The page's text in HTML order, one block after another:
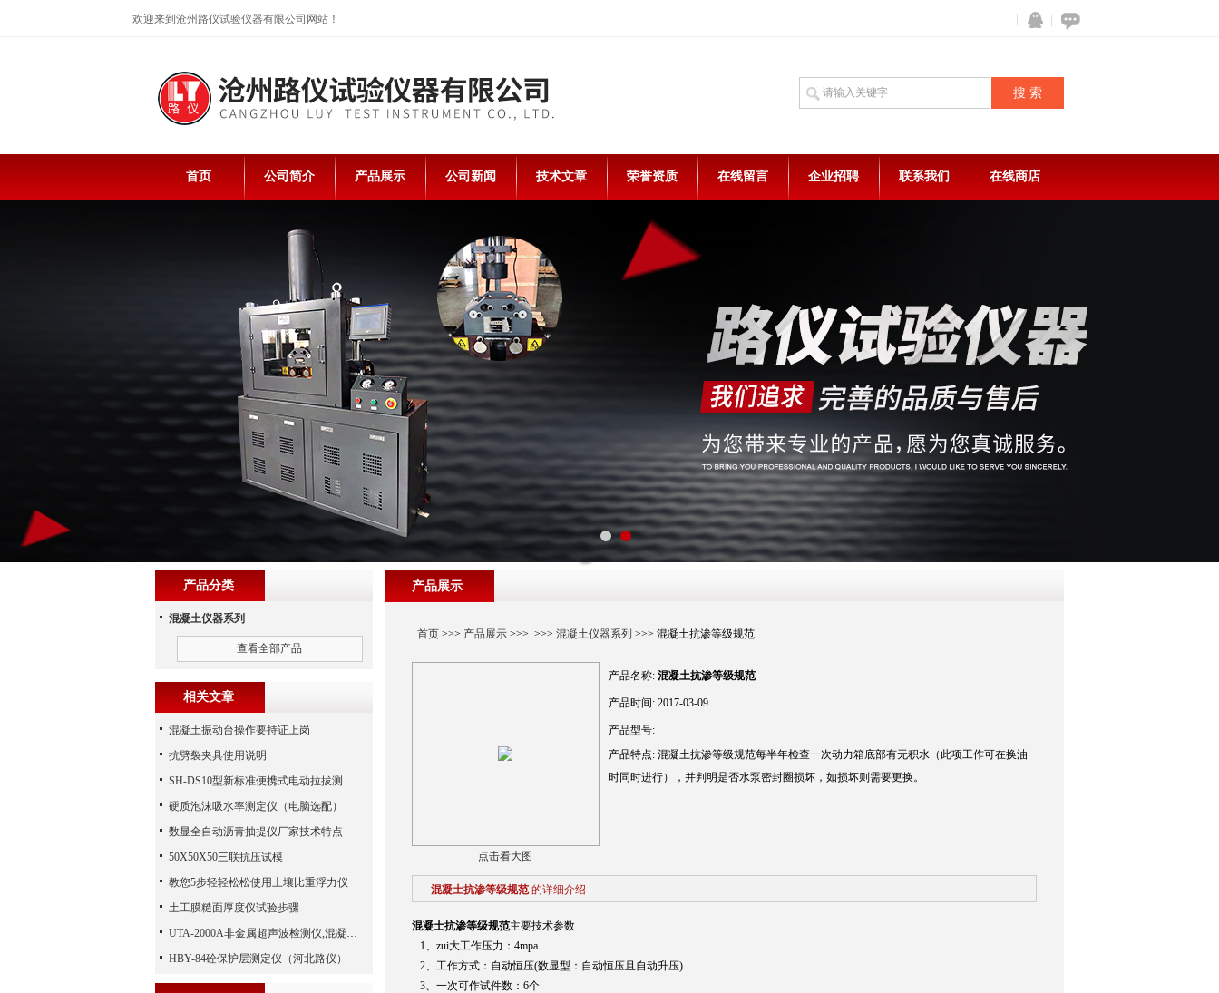
欢迎来到沧州路仪试验仪器有限公司网站！
在线咨
QQ
首页 公司简介 产品展示 公司新闻 技术文章 荣誉资质 在线留言 企业招聘 联系我们 在线商店
产品展示
首页>>> 产品展示>>> >>> 混凝土仪器系列 >>> 混凝土抗渗等级规范
点击看大图
产品名称: 混凝土抗渗等级规范
产品时间: 2017-03-09
产品型号:
产品特点: 混凝土抗渗等级规范每半年检查一次动力箱底部有无积水（此项工作可在换油
时同时进行），并判明是否水泵密封圈损坏，如损坏则需要更换。
混凝土抗渗等级规范 的详细介绍
混凝土抗渗等级规范主要技术参数
1、zui大工作压力：4mpa
2、工作方式：自动恒压(数显型：自动恒压且自动升压)
3、一次可作试件数：6个
产品分类
混凝土仪器系列
查看全部产品
相关文章
混凝土振动台操作要持证上岗
抗劈裂夹具使用说明
SH-DS10型新标准便携式电动拉拔测试仪
硬质泡沫吸水率测定仪（电脑选配）
数显全自动沥青抽提仪厂家技术特点
50X50X50三联抗压试模
教您5步轻轻松松使用土壤比重浮力仪
土工膜糙面厚度仪试验步骤
UTA-2000A非金属超声波检测仪,混凝土超声波检测仪,非金属超声分析仪（河北路仪）
HBY-84砼保护层测定仪（河北路仪）